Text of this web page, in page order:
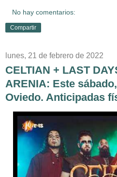
No hay comentarios:
Compartir
lunes, 21 de febrero de 2022
CELTIAN + LAST
ARENIA: Este
Oviedo. Anticipadas